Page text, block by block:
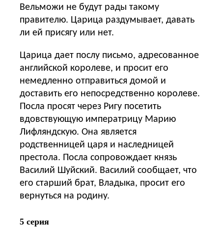
Вельможи не будут рады такому
правителю. Царица раздумывает, давать
ли ей присягу или нет.
Царица дает послу письмо, адресованное
английской королеве, и просит его
немедленно отправиться домой и
доставить его непосредственно королеве.
Посла просят через Ригу посетить
вдовствующую императрицу Марию
Лифляндскую. Она является
родственницей царя и наследницей
престола. Посла сопровождает князь
Василий Шуйский. Василий сообщает, что
его старший брат, Владыка, просит его
вернуться на родину.
5 серия